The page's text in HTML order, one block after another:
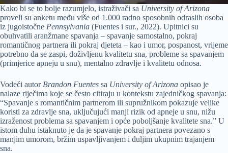
Kako bi se to bolje razumjelo, istraživači sa University of Arizona
proveli su anketu među više od 1.000 radno sposobnih odraslih osoba
iz jugoistočne Pennsylvania (Fuentes i sur., 2022). Upitnici su
obuhvatili aranžmane spavanja – spavanje samostalno, pokraj
romantičnog partnera ili pokraj djeteta – kao i umor, pospanost, vrijeme
potrebno da se zaspi, doživljenu kvalitetu sna, probleme sa spavanjem
(primjerice apneju u snu), mentalno zdravlje i kvalitetu odnosa.
Vodeći autor Brandon Fuentes sa University of Arizona opisao je
nalaze riječima koje se često citiraju u kontekstu zajedničkog spavanja:
“Spavanje s romantičnim partnerom ili supružnikom pokazuje velike
koristi za zdravlje sna, uključujući manji rizik od apneje u snu, nižu
izraženost problema sa spavanjem i opće poboljšanje kvalitete sna.” U
istom duhu istaknuto je da je spavanje pokraj partnera povezano s
manjim umorom, bržim uspavljivanjem i duljim ukupnim trajanjem
sna.